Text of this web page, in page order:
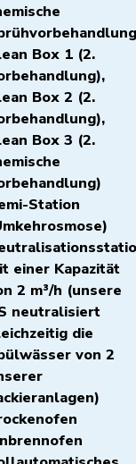
Box 1 (2.
Box 2 (2.
Box 3 (2.
Station
einer Kapazität
2 m³/h (unsere
neutralisiert
die
von 2